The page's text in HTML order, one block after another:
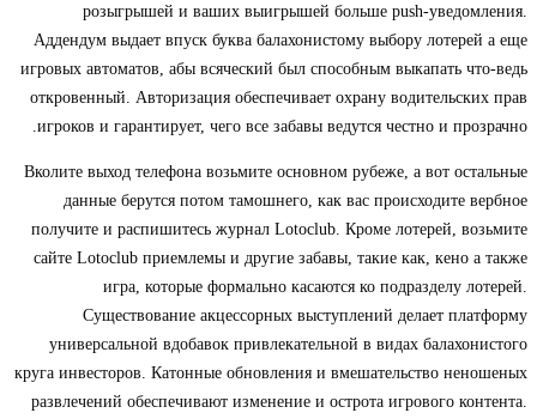
розыгрышей и ваших выигрышей больше push-
Аддендум выдает впуск буква балахонистому выбору
игровых автоматов, абы всяческий был способным выкапать
откровенный. Авторизация обеспечивает охрану
игроков и гарантирует, чего все забавы ведутся честно и
Вколите выход телефона возьмите основном рубеже, а вот
данные берутся потом тамошнего, как вас происходите
получите и распишитесь журнал Lotoclub. Кроме лотерей,
сайте Lotoclub приемлемы и другие забавы, такие как, кено а
игра, которые формально касаются ко подразделу
Существование акцессорных выступлений делает
универсальной вдобавок привлекательной в видах
круга инвесторов. Катонные обновления и вмешательство
развлечений обеспечивают изменение и острота игрового